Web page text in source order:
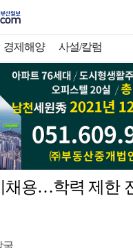
경제해양 사설/칼럼
채용…학력 제한